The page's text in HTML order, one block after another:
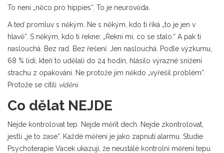
To není „něco pro hippies“. To je neurověda.
A teď promluv s někým. Ne s někým, kdo ti říká „to je jen v
hlavě“. S někým, kdo ti řekne: „Řekni mi, co se stalo.“ A pak ti
naslouchá. Bez rad. Bez řešení. Jen naslouchá. Podle výzkumu,
68 % lidí, kteří to udělali do 24 hodin, hlásilo výrazné snížení
strachu z opakování. Ne protože jim někdo „vyřešil problém“.
Protože se cítili vidění.
Co dělat NEJDE
Nejde kontrolovat tep. Nejde měřit dech. Nejde zkontrolovat,
jestli „je to zase“. Každé měření je jako zapnutí alarmu. Studie
Psychoterapie Vacek ukazují, že neustálé kontrolní měření tepu